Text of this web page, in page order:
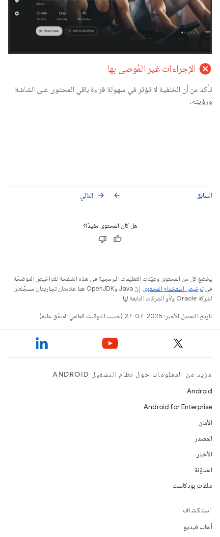
cancel الإجراءات غير المُوصى بها
تأكد من أن الخلفية لا تؤثر في سهولة قراءة باقي المحتوى على الشاشة
ورؤيته.
السابق arrow_back التالي arrow_forward
هل كان المحتوى مفيدًا؟
يخضع كل من المحتوى وعيّنات التعليمات البرمجية في هذه الصفحة للتراخيص الموضحّة
فيترخيص استخدام المحتوى
. إنّ Java وOpenJDK هما علامتان تجاريتان مسجَّلتان
لشركة Oracle و/أو الشركات التابعة لها.
تاريخ التعديل الأخير: 2025-07-27 (حسب التوقيت العالمي المتفَّق عليه)
مزيد من المعلومات حول نظام التشغيل ANDROID
Android
Android for Enterprise
الأمان
المصدر
الأخبار
المدوّنة
ملفات بودكاست
استكشاف
ألعاب فيديو